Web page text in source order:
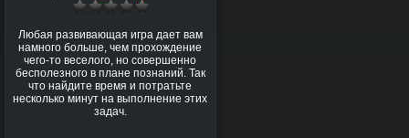
Любая развивающая игра дает вам
намного больше, чем прохождение
чего-то веселого, но совершенно
бесполезного в плане познаний. Так
что найдите время и потратьте
несколько минут на выполнение этих
задач.